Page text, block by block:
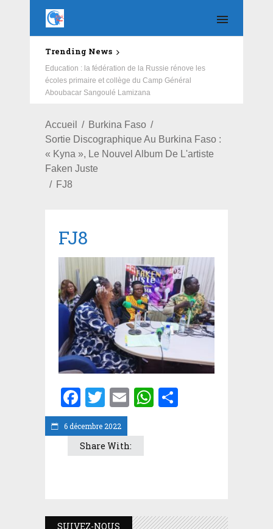
Trending News
Education : la fédération de la Russie rénove les
écoles primaire et collège du Camp Général
Aboubacar Sangoulé Lamizana
Accueil
Burkina Faso
Sortie Discographique Au Burkina Faso :
« Kyna », Le Nouvel Album De L'artiste
Faken Juste
FJ8
6 décembre 2022
FJ8
Facebook
Twitter
EmailWhatsApp
Share With:
SUIVEZ-NOUS